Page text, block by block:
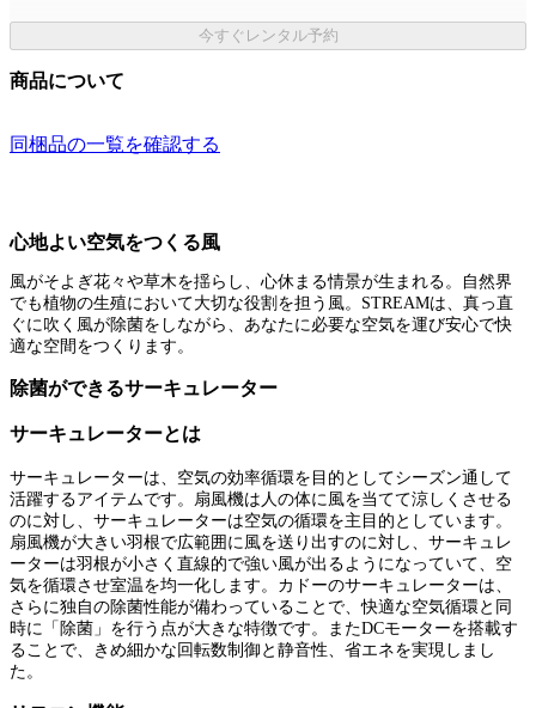
今すぐレンタル予約
商品について
同梱品の一覧を確認する
心地よい空気をつくる風
風がそよぎ花々や草木を揺らし、心休まる情景が生まれる。自然界
でも植物の生殖において大切な役割を担う風。STREAMは、真っ直
ぐに吹く風が除菌をしながら、あなたに必要な空気を運び安心で快
適な空間をつくります。
除菌ができるサーキュレーター
サーキュレーターとは
サーキュレーターは、空気の効率循環を目的としてシーズン通して
活躍するアイテムです。扇風機は人の体に風を当てて涼しくさせる
のに対し、サーキュレーターは空気の循環を主目的としています。
扇風機が大きい羽根で広範囲に風を送り出すのに対し、サーキュレ
ーターは羽根が小さく直線的で強い風が出るようになっていて、空
気を循環させ室温を均一化します。カドーのサーキュレーターは、
さらに独自の除菌性能が備わっていることで、快適な空気循環と同
時に「除菌」を行う点が大きな特徴です。またDCモーターを搭載す
ることで、きめ細かな回転数制御と静音性、省エネを実現しまし
た。